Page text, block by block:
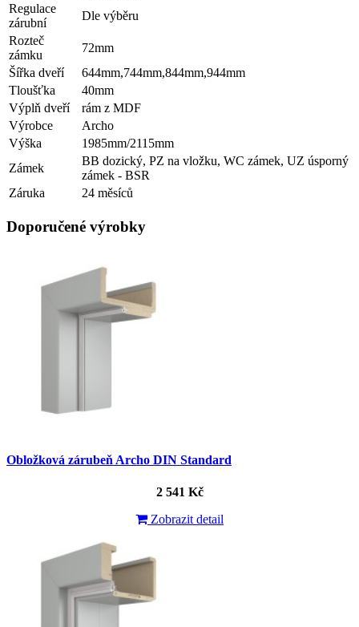
Regulace
zárubní
Dle výběru
Rozteč
zámku
72mm
Šířka dveří
644mm,744mm,844mm,944mm
Tloušťka
40mm
Výplň dveří
rám z MDF
Výrobce
Archo
Výška
1985mm/2115mm
Zámek
BB dozický, PZ na vložku, WC zámek, UZ úsporný
zámek - BSR
Záruka
24 měsíců
Doporučené výrobky
Obložková zárubeň Archo DIN Standard
2 541 Kč
Zobrazit detail